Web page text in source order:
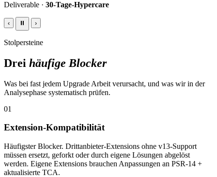
Deliverable · 30-Tage-Hypercare
‹ ⏸ ›
Stolpersteine
Drei häufige Blocker
Was bei fast jedem Upgrade Arbeit verursacht, und was wir in der
Analysephase systematisch prüfen.
01
Extension-Kompatibilität
Häufigster Blocker. Drittanbieter-Extensions ohne v13-Support
müssen ersetzt, geforkt oder durch eigene Lösungen abgelöst
werden. Eigene Extensions brauchen Anpassungen an PSR-14 +
aktualisierte TCA.